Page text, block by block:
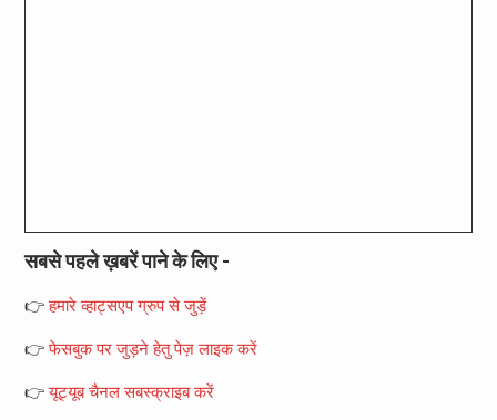
सबसे पहले ख़बरें पाने के लिए -
👉हमारे व्हाट्सएप ग्रुप से जुड़ें
👉फेसबुक पर जुड़ने हेतु पेज़ लाइक करें
👉यूट्यूब चैनल सबस्क्राइब करें